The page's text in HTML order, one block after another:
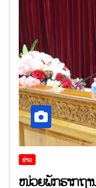
ຂ່າວ
ໜ່ວຍພັກຮາກຖາ